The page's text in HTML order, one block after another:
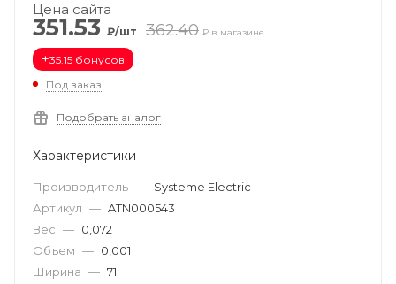
Цена сайта
351.53 ₽/шт 362.40 ₽ в магазине
+35.15 бонусов
Под заказ
Подобрать аналог
Характеристики
Производитель — Systeme Electric
Артикул — ATN000543
Вес — 0,072
Объем — 0,001
Ширина — 71